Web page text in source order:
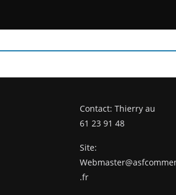
Contact:
61 23 91 48
Site:
.fr